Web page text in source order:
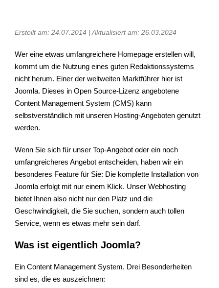
Erstellt am: 24.07.2014 | Aktualisiert am: 26.03.2024
Wer eine etwas umfangreichere Homepage erstellen will,
kommt um die Nutzung eines guten Redaktionssystems
nicht herum. Einer der weltweiten Marktführer hier ist
Joomla. Dieses in Open Source-Lizenz angebotene
Content Management System (CMS) kann
selbstverständlich mit unseren Hosting-Angeboten genutzt
werden.
Wenn Sie sich für unser Top-Angebot oder ein noch
umfangreicheres Angebot entscheiden, haben wir ein
besonderes Feature für Sie: Die komplette Installation von
Joomla erfolgt mit nur einem Klick. Unser Webhosting
bietet Ihnen also nicht nur den Platz und die
Geschwindigkeit, die Sie suchen, sondern auch tollen
Service, wenn es etwas mehr sein darf.
Was ist eigentlich Joomla?
Ein Content Management System. Drei Besonderheiten
sind es, die es auszeichnen: